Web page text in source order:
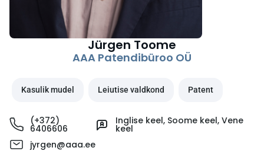
Jürgen Toome
AAA Patendibüroo OÜ
Kasulik mudel Leiutise valdkond Patent
(+372)
6406606
jyrgen@aaa.ee
Inglise keel, Soome keel, Vene
keel